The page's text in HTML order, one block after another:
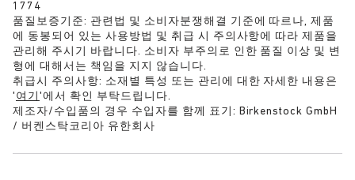
1774
품질보증기준: 관련법 및 소비자분쟁해결 기준에 따르나, 제품
에 동봉되어 있는 사용방법 및 취급 시 주의사항에 따라 제품을
관리해 주시기 바랍니다. 소비자 부주의로 인한 품질 이상 및 변
형에 대해서는 책임을 지지 않습니다.
취급시 주의사항: 소재별 특성 또는 관리에 대한 자세한 내용은
' 여기 '에서 확인 부탁드립니다.
제조자/수입품의 경우 수입자를 함께 표기: Birkenstock GmbH
/ 버켄스탁코리아 유한회사